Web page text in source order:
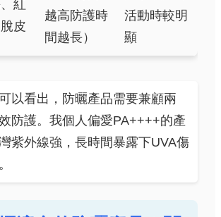
紅
皮
越高防護時
間越長）
活動時較明
顯
以看出，防曬產品需要兼顧兩
防護。我個人偏愛PA++++的產
紫外線強，長時間暴露下UVA傷